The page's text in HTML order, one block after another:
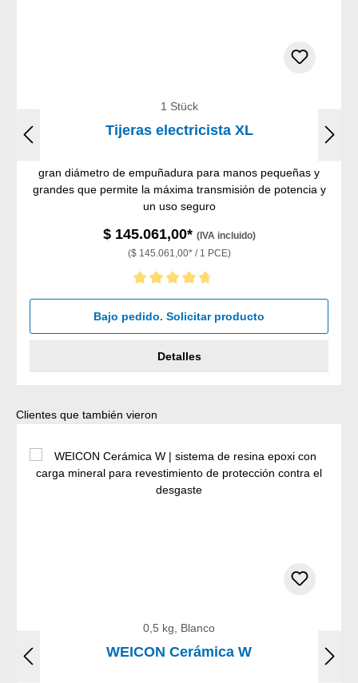
1 Stück
Tijeras electricista XL
gran diámetro de empuñadura para manos pequeñas y
grandes que permite la máxima transmisión de potencia y
un uso seguro
$ 145.061,00* (IVA incluido)
($ 145.061,00* / 1 PCE)
Calificación promedio de 4.75 de 5 estrellas
Bajo pedido. Solicitar producto
Detalles
Omitir la galería de productos
Clientes que también vieron
0,5 kg, Blanco
WEICON Cerámica W